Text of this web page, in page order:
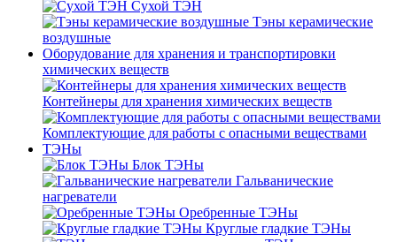
Сухой ТЭН
Тэны керамические
воздушные
Оборудование для хранения и транспортировки
химических веществ
Контейнеры для хранения химических веществ
Комплектующие для работы с опасными веществами
ТЭНы
Блок ТЭНы
Гальванические
нагреватели
Оребренные ТЭНы
Круглые гладкие ТЭНы